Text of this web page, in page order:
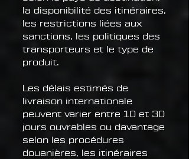
la disponibilité des itinéraires,
les restrictions liées aux
sanctions, les politiques des
transporteurs et le type de
produit.
Les délais estimés de
livraison internationale
peuvent varier entre 10 et 30
jours ouvrables ou davantage
selon les procédures
douanières, les itinéraires